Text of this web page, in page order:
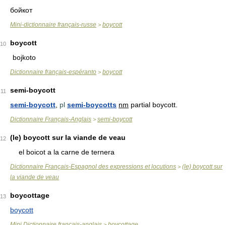
бойкот
Mini-dictionnaire français-russe > boycott
10
boycott
bojkoto
Dictionnaire français-espéranto > boycott
11
semi-boycott
semi-boycott pl semi-boycotts nm partial boycott.
Dictionnaire Français-Anglais > semi-boycott
12
(le) boycott sur la viande de veau
el boicot a la carne de ternera
Dictionnaire Français-Espagnol des expressions et locutions > (le) boycott sur
la viande de veau
13
boycottage
boycott